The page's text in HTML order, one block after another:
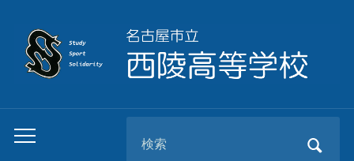
Toggle
for: